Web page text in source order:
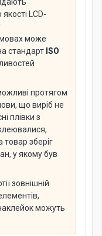
LCD-
може
стандарт ISO
протягом
що виріб не
плівки з
товар зберіг
у якому був
зовнішній
можуть